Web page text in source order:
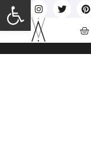
Ανοίξτε τη γραμμή εργαλείων